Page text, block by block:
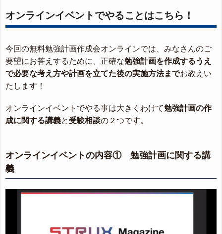
オンラインイベントでやることはこちら！
今回の無料勉強計画作成会オンラインでは、みなさんのご
要望にお答えするために、正確な勉強計画を作成するうえ
で必要な考え方や計画を立てた後の実施方法までお教えい
たします！
オンラインイベントでやる事は大きくわけて勉強計画の作
成に関する講義と 受験相談の２つです。
オンラインイベントの内容① 勉強計画に関する講
義